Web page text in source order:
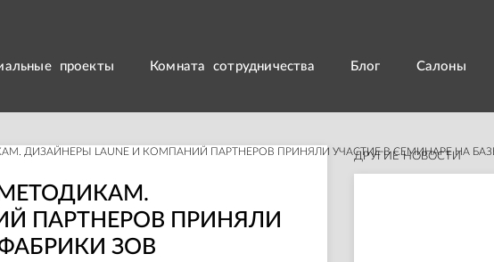
проекты Комната сотрудничества Блог Салоны
ДИЗАЙНЕРЫ LAUNE И КОМПАНИЙ ПАРТНЕРОВ ПРИНЯЛИ УЧАСТИЕ В СЕМИНАРЕ НА
ПАРТНЕРОВ ПРИНЯЛИ
ЗОВ
ДРУГИЕ НОВОСТИ